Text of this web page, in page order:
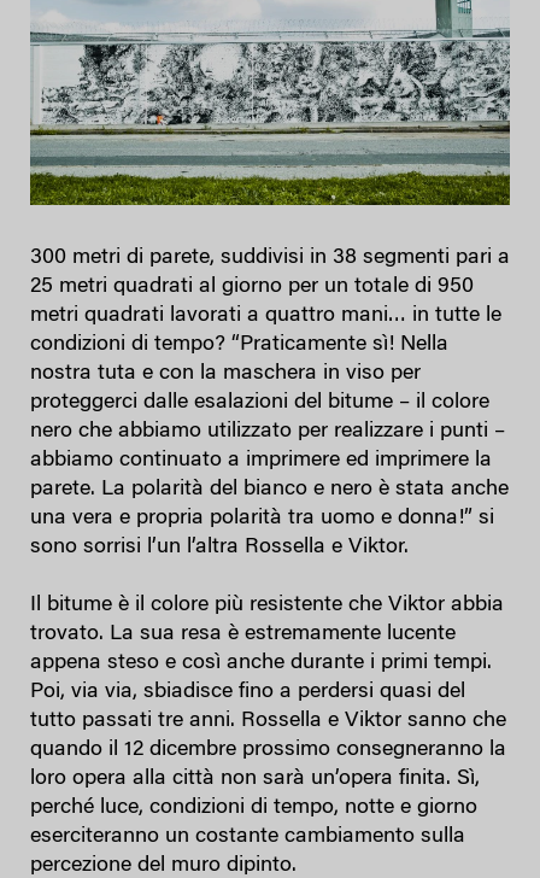
300 metri di parete, suddivisi in 38 segmenti pari a
25 metri quadrati al giorno per un totale di 950
metri quadrati lavorati a quattro mani… in tutte le
condizioni di tempo? “Praticamente sì! Nella
nostra tuta e con la maschera in viso per
proteggerci dalle esalazioni del bitume – il colore
nero che abbiamo utilizzato per realizzare i punti –
abbiamo continuato a imprimere ed imprimere la
parete. La polarità del bianco e nero è stata anche
una vera e propria polarità tra uomo e donna!” si
sono sorrisi l’un l’altra Rossella e Viktor.
Il bitume è il colore più resistente che Viktor abbia
trovato. La sua resa è estremamente lucente
appena steso e così anche durante i primi tempi.
Poi, via via, sbiadisce fino a perdersi quasi del
tutto passati tre anni. Rossella e Viktor sanno che
quando il 12 dicembre prossimo consegneranno la
loro opera alla città non sarà un’opera finita. Sì,
perché luce, condizioni di tempo, notte e giorno
eserciteranno un costante cambiamento sulla
percezione del muro dipinto.